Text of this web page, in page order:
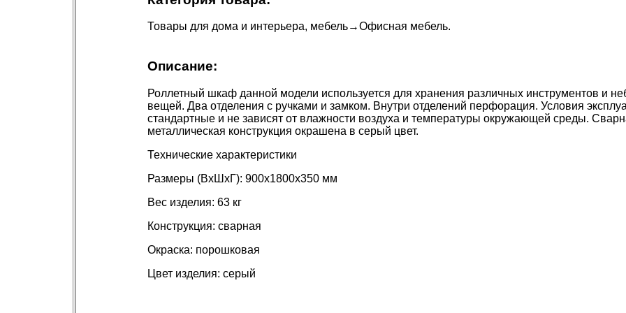
Товары для дома и интерьера, мебель→Офисная мебель.
Описание:
Роллетный шкаф данной модели используется для хранения различных инструментов и
вещей. Два отделения с ручками и замком. Внутри отделений перфорация. Условия
стандартные и не зависят от влажности воздуха и температуры окружающей среды.
металлическая конструкция окрашена в серый цвет.
Технические характеристики
Размеры (ВхШхГ): 900х1800х350 мм
Вес изделия: 63 кг
Конструкция: сварная
Окраска: порошковая
Цвет изделия: серый